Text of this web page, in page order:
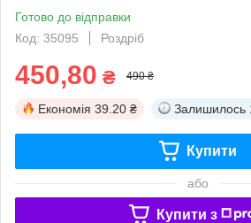
Готово до відправки
Код: 35095
Роздріб
450,80 ₴ 490 ₴
Економія 39.20 ₴ Залишилось
Купити
або
Купити з